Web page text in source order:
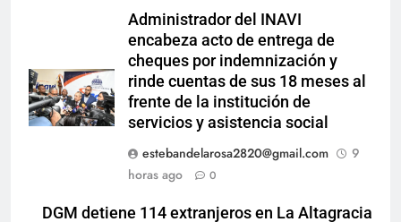
Administrador del INAVI
encabeza acto de entrega de
cheques por indemnización y
rinde cuentas de sus 18 meses al
frente de la institución de
servicios y asistencia social
estebandelarosa2820@gmail.com
9
horas ago
0
DGM detiene 114 extranjeros en La Altagracia